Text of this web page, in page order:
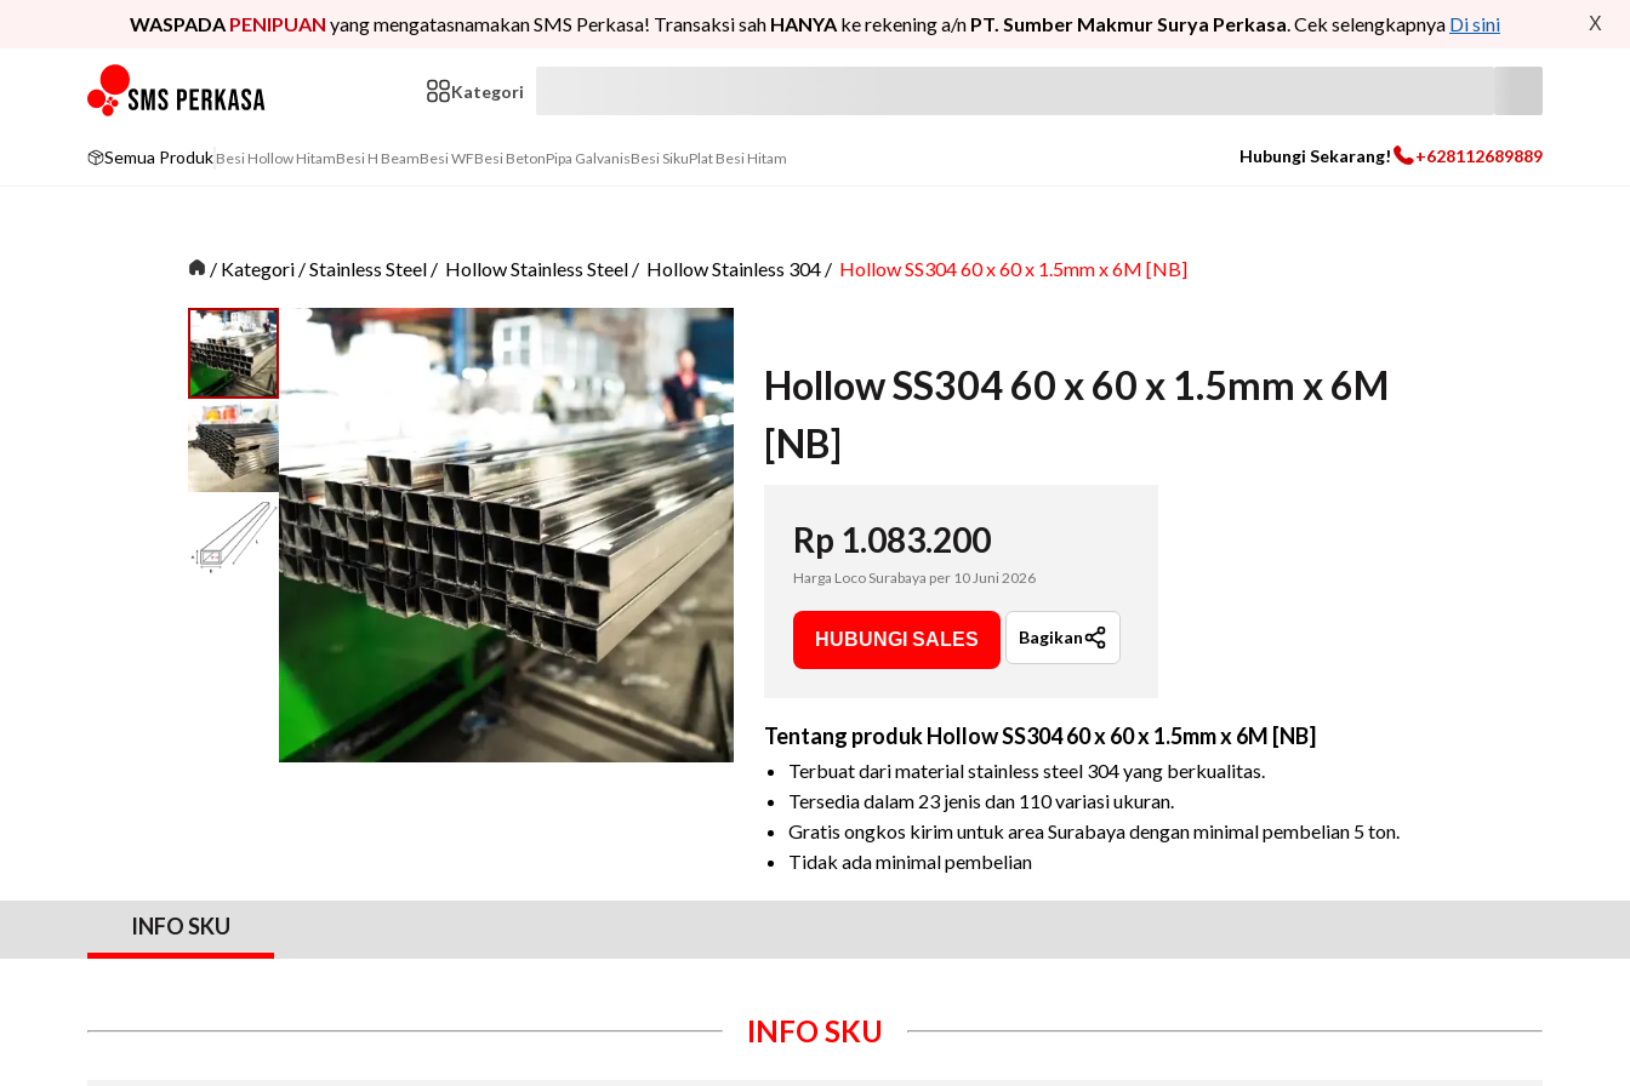
WASPADA PENIPUAN yang mengatasnamakan SMS Perkasa! Transaksi sah HANYA ke rekening a/n PT. Sumber Makmur Surya Perkasa. Cek selengkapnya Di sini X
Kategori
Semua Produk Besi Hollow HitamBesi H BeamBesi WFBesi BetonPipa GalvanisBesi SikuPlat Besi Hitam Hubungi Sekarang! +628112689889
/ Kategori /Stainless Steel/ Hollow Stainless Steel/ Hollow Stainless 304/ Hollow SS304 60 x 60 x 1.5mm x 6M [NB]
Hollow SS304 60 x 60 x 1.5mm x 6M
[NB]
Rp 1.083.200
Harga Loco Surabaya per 10 Juni 2026
HUBUNGI SALES Bagikan
Tentang produkHollow SS304 60 x 60 x 1.5mm x 6M [NB]
Terbuat dari material stainless steel 304 yang berkualitas.
Tersedia dalam 23 jenis dan 110 variasi ukuran.
Gratis ongkos kirim untuk area Surabaya dengan minimal pembelian 5 ton.
Tidak ada minimal pembelian
INFO SKU
INFO SKU